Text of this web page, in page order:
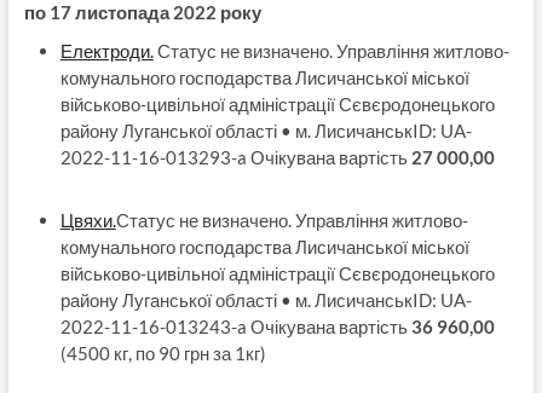
по 17 листопада 2022 року
Електроди.Статус не визначено. Управління житлово-
комунального господарства Лисичанської міської
військово-цивільної адміністрації Сєвєродонецького
району Луганської області • м. ЛисичанськID: UA-
2022-11-16-013293-a Очікувана вартість 27 000,00
Цвяхи.Статус не визначено. Управління житлово-
комунального господарства Лисичанської міської
військово-цивільної адміністрації Сєвєродонецького
району Луганської області • м. ЛисичанськID: UA-
2022-11-16-013243-a Очікувана вартість36 960,00
(4500 кг, по 90 грн за 1кг)